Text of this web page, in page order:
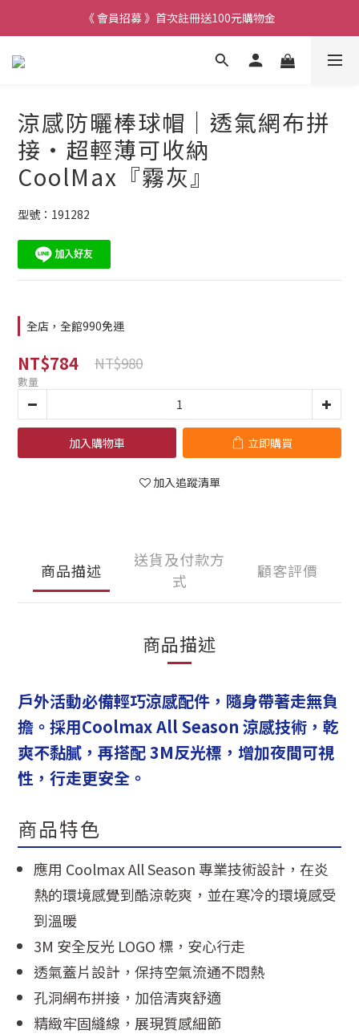
《 會員招募 》首次註冊送100元購物金
涼感防曬棒球帽｜透氣網布拼
接・超輕薄可收納
CoolMax『霧灰』
型號：191282
全店，全館990免運
NT$784 NT$980
數量
加入購物車 立即購買
加入追蹤清單
商品描述
送貨及付款方
式
顧客評價
商品描述
戶外活動必備輕巧涼感配件，隨身帶著走無負
擔。採用Coolmax All Season 涼感技術，乾
爽不黏膩，再搭配 3M反光標，增加夜間可視
性，行走更安全。
商品特色
應用 Coolmax All Season 專業技術設計，在炎
熱的環境感覺到酷涼乾爽，並在寒冷的環境感受
到溫暖
3M 安全反光 LOGO 標，安心行走
透氣蓋片設計，保持空氣流通不悶熱
孔洞網布拼接，加倍清爽舒適
精緻牢固縫線，展現質感細節